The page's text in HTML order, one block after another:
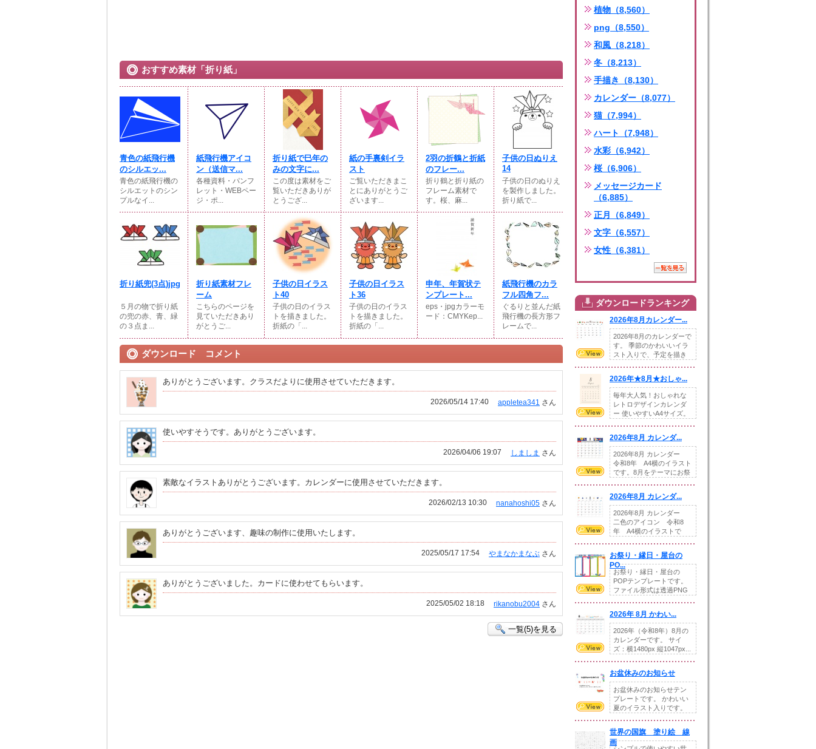
おすすめ素材「折り紙」
青色の紙飛行機
のシルエッ...
青色の紙飛行機の
シルエットのシン
プルなイ...
紙飛行機アイコ
ン（送信マ...
各種資料・パンフ
レット・WEBペー
ジ・ポ...
折り紙で巳年の
みの文字に...
この度は素材をご
覧いただきありが
とうござ...
紙の手裏剣イラ
スト
ご覧いただきまこ
とにありがとうご
ざいます...
2羽の折鶴と折紙
のフレー...
折り鶴と折り紙の
フレーム素材で
す。桜、麻...
子供の日ぬりえ
14
子供の日のぬりえ
を製作しました。
折り紙で...
折り紙兜(3点)jpg
５月の物で折り紙
の兜の赤、青、緑
の３点ま...
折り紙素材フレ
ーム
こちらのページを
見ていただきあり
がとうご...
子供の日イラス
ト40
子供の日のイラス
トを描きました。
折紙の「...
子供の日イラス
ト36
子供の日のイラス
トを描きました。
折紙の「...
申年、年賀状テ
ンプレート...
eps・jpgカラーモ
ード：CMYKep...
紙飛行機のカラ
フル四角フ...
ぐるりと並んだ紙
飛行機の長方形フ
レームで...
ダウンロード コメント
ありがとうございます。クラスだよりに使用させていただきます。
appletea341 さん
2026/05/14 17:40
使いやすそうです。ありがとうございます。
しましま さん
2026/04/06 19:07
素敵なイラストありがとうございます。カレンダーに使用させていただきます。
nanahoshi05 さん
2026/02/13 10:30
ありがとうございます、趣味の制作に使用いたします。
やまなかまなぶ さん
2025/05/17 17:54
ありがとうございました。カードに使わせてもらいます。
rikanobu2004 さん
2025/05/02 18:18
一覧(5)を見る
植物（8,560）
png（8,550）
和風（8,218）
冬（8,213）
手描き（8,130）
カレンダー（8,077）
猫（7,994）
ハート（7,948）
水彩（6,942）
桜（6,906）
メッセージカード
（6,885）
正月（6,849）
文字（6,557）
女性（6,381）
ダウンロードランキング
2026年8月カレンダー...
2026年8月のカレンダーで
す。 季節のかわいいイラ
スト入りで、予定を描き
2026年★8月★おしゃ...
毎年大人気！おしゃれな
レトロデザインカレンダ
ー 使いやすいA4サイズ。
2026年8月 カレンダ...
2026年8月 カレンダー
令和8年 A4横のイラスト
です。8月をテーマにお祭
2026年8月 カレンダ...
2026年8月 カレンダー
二色のアイコン 令和8
年 A4横のイラストで
お祭り・縁日・屋台の
PO...
お祭り・縁日・屋台の
POPテンプレートです。
ファイル形式は透過PNG
2026年 8月 かわい...
2026年（令和8年）8月の
カレンダーです。 サイ
ズ：横1480px 縦1047px...
お盆休みのお知らせ
お盆休みのお知らせテン
プレートです。 かわいい
夏のイラスト入りです。
世界の国旗 塗り絵 線
画